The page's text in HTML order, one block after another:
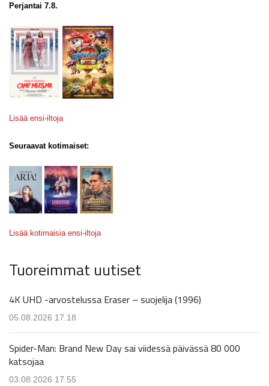
Perjantai 7.8.
Lisää ensi-iltoja
Seuraavat kotimaiset:
Lisää kotimaisia ensi-iltoja
Tuoreimmat uutiset
4K UHD -arvostelussa Eraser – suojelija (1996)
05.08.2026 17.18
Spider-Man: Brand New Day sai viidessä päivässä 80 000
katsojaa
03.08.2026 17.55